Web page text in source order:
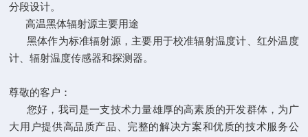
分段设计。
高温黑体辐射源主要用途
黑体作为标准辐射源，主要用于校准辐射温度计、红外温度
计、辐射温度传感器和探测器。
尊敬的客户：
您好，我司是一支技术力量雄厚的高素质的开发群体，为广
大用户提供高品质产品、完整的解决方案和优质的技术服务公